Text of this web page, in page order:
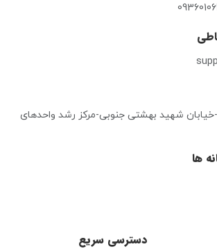
شهید بهشتی جنوبی-مرکز رشد واحدهای
ها
دسترسی سریع